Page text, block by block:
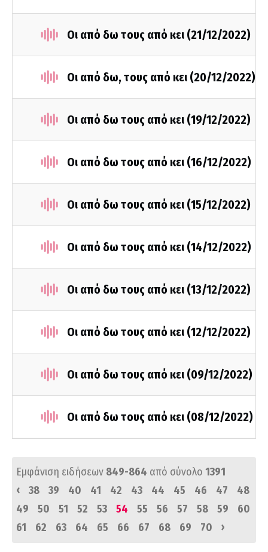
Οι από δω τους από κει (21/12/2022)
Οι από δω, τους από κει (20/12/2022)
Οι από δω τους από κει (19/12/2022)
Οι από δω τους από κει (16/12/2022)
Οι από δω τους από κει (15/12/2022)
Οι από δω τους από κει (14/12/2022)
Οι από δω τους από κει (13/12/2022)
Οι από δω τους από κει (12/12/2022)
Οι από δω τους από κει (09/12/2022)
Οι από δω τους από κει (08/12/2022)
Εμφάνιση ειδήσεων 849-864 από σύνολο 1391
‹
38 39 40 41 42 43 44 45 46 47
48
49
50 51 52 53 54 55 56 57 58 59
60
61
62 63 64 65 66 67 68 69 70 ›